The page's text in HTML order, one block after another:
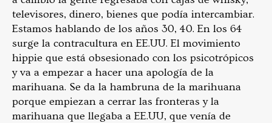
televisores, dinero, bienes que podía intercambiar.
Estamos hablando de los años 30, 40. En los 64
surge la contracultura en EE.UU. El movimiento
hippie que está obsesionado con los psicotrópicos
y va a empezar a hacer una apología de la
marihuana. Se da la hambruna de la marihuana
porque empiezan a cerrar las fronteras y la
marihuana que llegaba a EE.UU, que venía de